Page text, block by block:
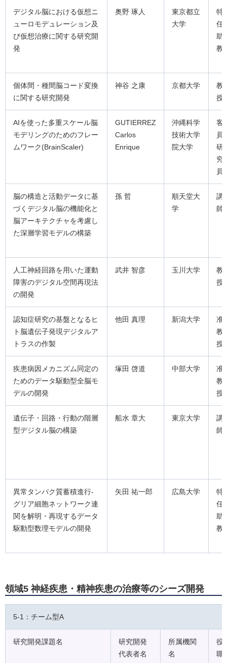
デジタル脳における仮想ニ
ューロモデュレーション及
び仮想治療に関する研究開
発
奥野 琢人
東京都立
大学
特
任
助
教
個体間・種間脳コード変換
に関する研究開発
神谷 之康 京都大学
教
授
AIを使った多重スケール脳
モデリングのためのフレー
ムワーク(BrainScaler)
GUTIERREZ
Carlos
Enrique
沖縄科学
技術大学
院大学
客
員
研
究
員
脳の構造と活動データに基
づくデジタル脳の機能化と
脳アーキテクチャを考慮し
た深層学習モデルの構築
孫 哲
順天堂大
学
講
師
人工神経回路を用いた運動
障害のデジタル空間再現法
の開発
武井 智彦 玉川大学
教
授
認知症研究の基盤となるヒ
ト脳遺伝子発現デジタルア
トラスの作製
他田 真理 新潟大学
准
教
授
疾患病因メカニズム同定の
ためのデータ駆動型全脳モ
デルの開発
塚田 啓道 中部大学
准
教
授
遺伝子・回路・行動の階層
型デジタル脳の構築
船水 章大 東京大学
講
師
異常タンパク質蓄積進行-
グリア細胞ネットワーク連
関を解明・再現するデータ
駆動型数理モデルの開発
矢田 祐一郎 広島大学
特
任
助
教
領域5 神経疾患・精神疾患の治療等のシーズ開発
5-1：チーム型A
研究開発課題名
研究開発
代表者名
所属機関
名
役
職